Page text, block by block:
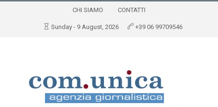
CHI SIAMO CONTATTI
Sunday - 9 August, 2026 +39 06 99709546